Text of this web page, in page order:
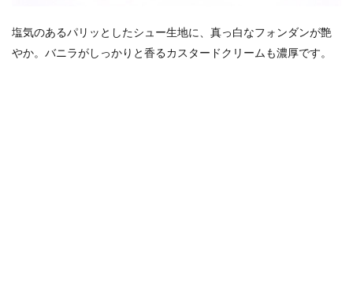
塩気のあるパリッとしたシュー生地に、真っ白なフォンダンが艶
やか。バニラがしっかりと香るカスタードクリームも濃厚です。